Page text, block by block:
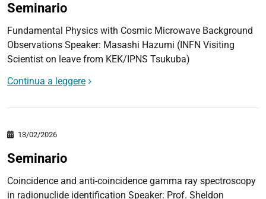
Seminario
Fundamental Physics with Cosmic Microwave Background
Observations Speaker: Masashi Hazumi (INFN Visiting
Scientist on leave from KEK/IPNS Tsukuba)
Continua a leggere
13/02/2026
Seminario
Coincidence and anti-coincidence gamma ray spectroscopy
in radionuclide identification Speaker: Prof. Sheldon